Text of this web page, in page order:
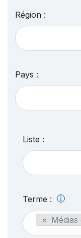
Région :
Pays :
Liste :
Terme :
×